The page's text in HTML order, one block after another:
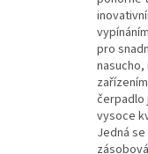
pro
čerpadlo
vysoce
Jedná